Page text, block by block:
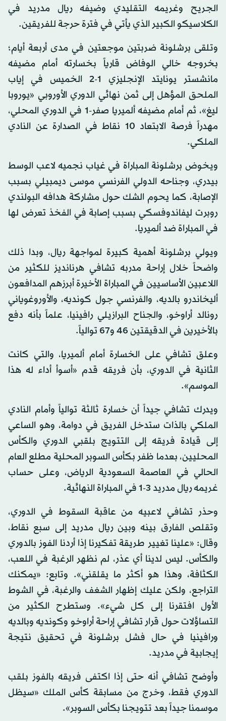
الجريح وغريمه التقليدي وضيفه ريال مدريد في
الكلاسيكو الكبير الذي يأتي في فترة حرجة للفريقين.
وتلقى برشلونة ضربتين موجعتين في مدى أربعة أيام؛
بخروجه خالي الوفاض قارياً بخسارته أمام مضيفه
مانشستر يونايتد الإنجليزي 1-2 الخميس في إياب
الملحق المؤهل إلى ثمن نهائي الدوري الأوروبي «يوروبا
ليغ»، ثم أمام مضيفه ألميريا صفر-1 في الدوري المحلي،
مهدراً فرصة الابتعاد 10 نقاط في الصدارة عن النادي
الملكي.
ويخوض برشلونة المباراة في غياب نجميه لاعب الوسط
بيدري، وجناحه الدولي الفرنسي موسى ديمبيلي بسبب
الإصابة، كما يحوم الشك حول مشاركة هدافه البولندي
روبرت ليفاندوفسكي بسبب إصابة في الفخذ تعرض لها
في المباراة ضد ألميريا.
ويولي برشلونة أهمية كبيرة لمواجهة ريال، وبدا ذلك
واضحاً خلال إراحة مدربه تشافي هرنانديز للكثير من
اللاعبين الأساسيين في المباراة الأخيرة أبرزهم المدافعون
أليخاندرو بالديه، والفرنسي جول كونديه، والأوروغوياني
رونالد أراوخو، والجناح البرازيلي رافينيا، علماً بأنه دفع
بالأخيرين في الدقيقتين 46 و67 توالياً.
وعلق تشافي على الخسارة أمام ألميريا، والتي كانت
الثانية في الدوري، بأن فريقه قدم «أسوأ أداء له هذا
الموسم».
ويدرك تشافي جيداً أن خسارة ثالثة توالياً وأمام النادي
الملكي بالذات ستدخل الفريق في دوامة، وهو الساعي
إلى قيادة فريقه إلى التتويج بلقبي الدوري والكأس
المحليين، بعدما ظفر بكأس السوبر المحلية مطلع العام
الحالي في العاصمة السعودية الرياض، وعلى حساب
غريمه ريال مدريد 3-1 في المباراة النهائية.
وحذر تشافي لاعبيه من عاقبة السقوط في الدوري،
وتقلص الفارق بينه وبين ريال مدريد إلى سبع نقاط،
وقال: «علينا تغيير طريقة تفكيرنا إذا أردنا الفوز بالدوري
والكأس. ليس لدينا أي عذر، لم نظهر الرغبة في اللعب،
الكثافة، وهذا هو أكثر ما يقلقني». وتابع: «يمكنك
التراجع، ولكن عليك إظهار الشغف والرغبة، في الشوط
الأول افتقرنا إلى كل شيء». وستطرح الكثير من
التساؤلات حول قرار تشافي إراحة أراوخو وكونديه وبالديه
ورافينيا في حال فشل برشلونة في تحقيق نتيجة
إيجابية في مدريد.
وأوضح تشافي أنه حتى إذا اكتفى فريقه بالفوز بلقب
الدوري فقط، وخرج من مسابقة كأس الملك «سيظل
موسمنا جيداً بعد تتويجنا بكأس السوبر».